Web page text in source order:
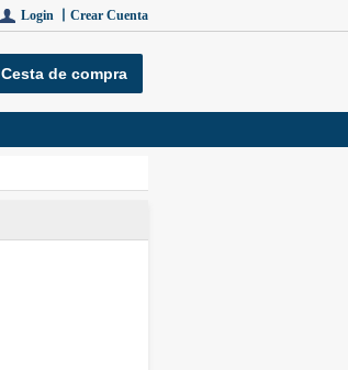
Login 丨 Crear Cuenta
Cesta de compra